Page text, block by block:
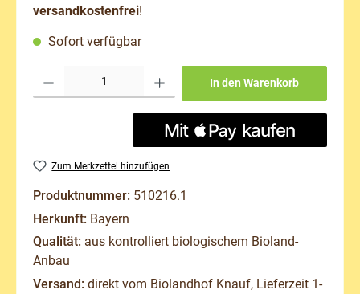
versandkostenfrei!
Sofort verfügbar
In den Warenkorb
Zum Merkzettel hinzufügen
Produktnummer: 510216.1
Herkunft: Bayern
Qualität: aus kontrolliert biologischem Bioland-
Anbau
Versand: direkt vom Biolandhof Knauf, Lieferzeit 1-